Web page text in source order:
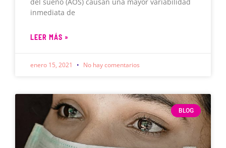
inmediata de
LEER MÁS »
enero 15, 2021 No hay comentarios
BLOG